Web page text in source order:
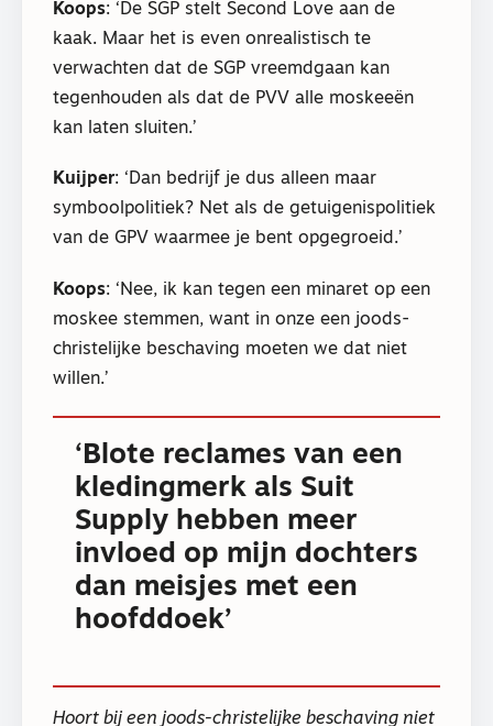
Koops: ‘De SGP stelt Second Love aan de
kaak. Maar het is even onrealistisch te
verwachten dat de SGP vreemdgaan kan
tegenhouden als dat de PVV alle moskeeën
kan laten sluiten.’
Kuijper: ‘Dan bedrijf je dus alleen maar
symboolpolitiek? Net als de getuigenispolitiek
van de GPV waarmee je bent opgegroeid.’
Koops: ‘Nee, ik kan tegen een minaret op een
moskee stemmen, want in onze een joods-
christelijke beschaving moeten we dat niet
willen.’
‘Blote reclames van een
kledingmerk als Suit
Supply hebben meer
invloed op mijn dochters
dan meisjes met een
hoofddoek’
Hoort bij een joods-christelijke beschaving niet